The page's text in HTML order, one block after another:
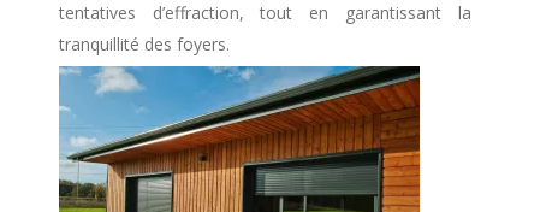
tentatives d’effraction, tout en garantissant la
tranquillité des foyers.